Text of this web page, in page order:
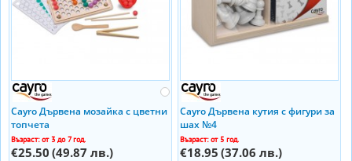
Cayro Дървена мозайка с цветни
топчета
Възраст: от 3 до 7 год.
€25.50 (49.87 лв.)
Cayro Дървена кутия с фигури за
шах №4
Възраст: от 5 год.
€18.95 (37.06 лв.)